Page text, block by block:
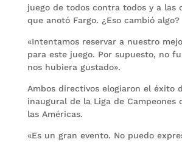
juego de todos contra todos y a las
que anotó Fargo. ¿Eso cambió algo?
«Intentamos reservar a nuestro
para este juego. Por supuesto, no
nos hubiera gustado».
Ambos directivos elogiaron el éxito
inaugural de la Liga de Campeones
las Américas.
«Es un gran evento. No puedo